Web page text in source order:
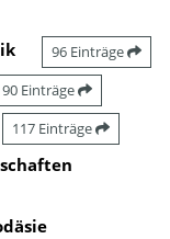
96 Einträge
90 Einträge
117 Einträge